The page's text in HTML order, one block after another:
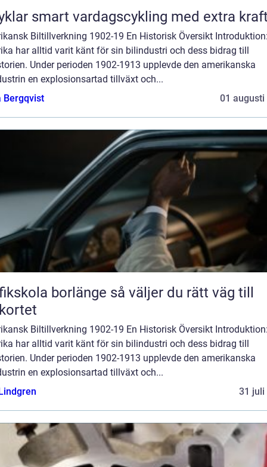
Elcyklar smart vardagscykling med extra
Biltillverkning 1902-19 En Historisk Översikt
har alltid varit känt för sin bilindustri och dess bidrag till
Under perioden 1902-1913 upplevde den amerikanska
en explosionsartad tillväxt och...
Bergqvist
01 augusti
borlänge så väljer du rätt väg till
Biltillverkning 1902-19 En Historisk Översikt
har alltid varit känt för sin bilindustri och dess bidrag till
Under perioden 1902-1913 upplevde den amerikanska
en explosionsartad tillväxt och...
31 juli